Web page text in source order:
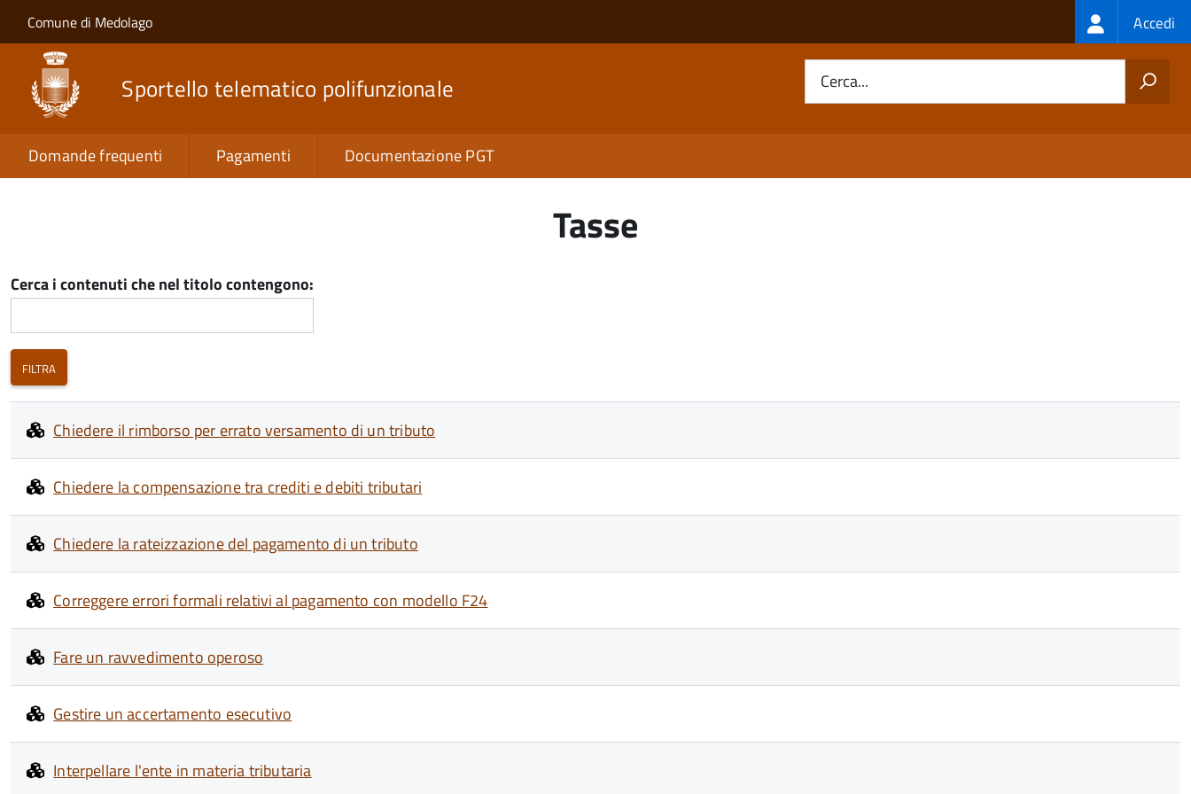
Salta al contenuto principale
Skip to site navigation
Comune di Medolago Login
menu
Accedi
Sportello telematico polifunzionale Cerca...
Domande frequenti Pagamenti Documentazione PGT
Tasse
Cerca i contenuti che nel titolo contengono:
Chiedere il rimborso per errato versamento di un tributo
Chiedere la compensazione tra crediti e debiti tributari
Chiedere la rateizzazione del pagamento di un tributo
Correggere errori formali relativi al pagamento con modello F24
Fare un ravvedimento operoso
Gestire un accertamento esecutivo
Interpellare l'ente in materia tributaria